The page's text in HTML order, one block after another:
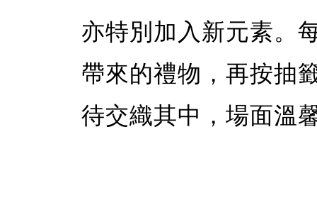
亦特別加入新元素。
帶來的禮物，再按抽
待交織其中，場面溫